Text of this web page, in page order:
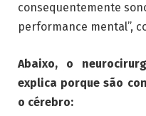
consequentemente
performance mental”,
Abaixo, o
explica porque são
o cérebro: